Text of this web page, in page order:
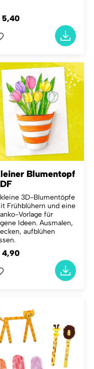
5,40
Blumentopf
3D-Blumentöpfe
Frühblühern und eine
Vorlage für
Ideen. Ausmalen,
aufblühen
4,90